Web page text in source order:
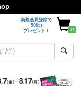
新規会員登録で
500pt
プレゼント！
0